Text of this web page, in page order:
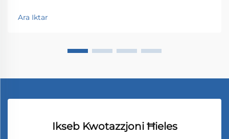
Ara Iktar
Ikseb Kwotazzjoni Ħieles